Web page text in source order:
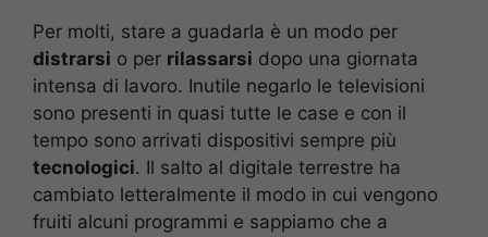
Per molti, stare a guadarla è un modo per
distrarsi o per rilassarsi dopo una giornata
intensa di lavoro. Inutile negarlo le televisioni
sono presenti in quasi tutte le case e con il
tempo sono arrivati dispositivi sempre più
tecnologici. Il salto al digitale terrestre ha
cambiato letteralmente il modo in cui vengono
fruiti alcuni programmi e sappiamo che a